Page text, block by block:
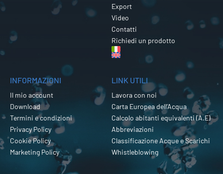
Export
Video
Contatti
Richiedi un prodotto
INFORMAZIONI
Il mio account
Download
Termini e condizioni
Privacy Policy
Cookie Policy
Marketing Policy
LINK UTILI
Lavora con noi
Carta Europea dell’Acqua
Calcolo abitanti equivalenti (A.E)
Abbreviazioni
Classificazione Acque e Scarichi
Whistleblowing